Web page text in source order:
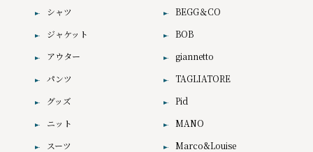
シャツ
ジャケット
アウター
パンツ
グッズ
ニット
スーツ
BEGG＆CO
BOB
giannetto
TAGLIATORE
Pid
MANO
Marco&Louise